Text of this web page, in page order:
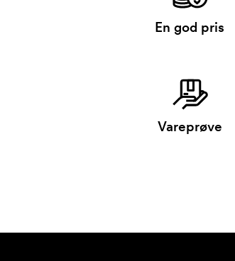
En god pris
Vareprøve